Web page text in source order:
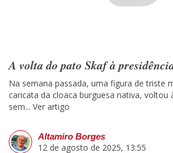
A volta do pato Skaf à
Na semana passada, uma figura de triste
caricata da cloaca burguesa nativa, voltou
sem... Ver artigo
Altamiro Borges
12 de agosto de 2025, 13:55